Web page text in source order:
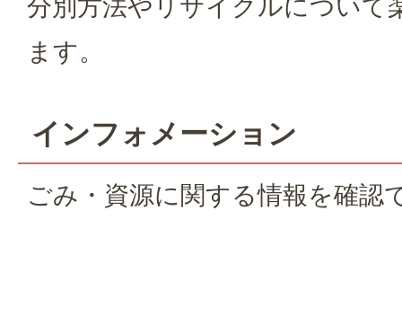
分別方法やリサイクルについて
ます。
インフォメーション
ごみ・資源に関する情報を確認